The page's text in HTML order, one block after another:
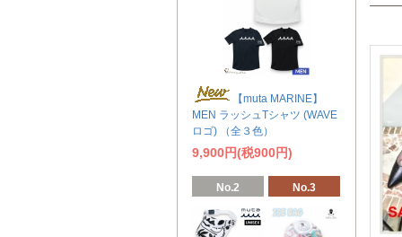
【muta MARINE】
MEN ラッシュTシャツ (WAVE
ロゴ) （全３色）
9,900円(税900円)
No.2 No.3